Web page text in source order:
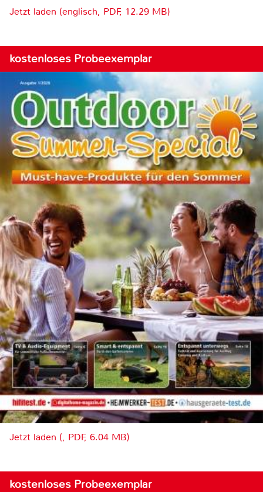
Jetzt laden (englisch, PDF, 12.29 MB)
kostenloses Probeexemplar
Jetzt laden (, PDF, 6.04 MB)
kostenloses Probeexemplar